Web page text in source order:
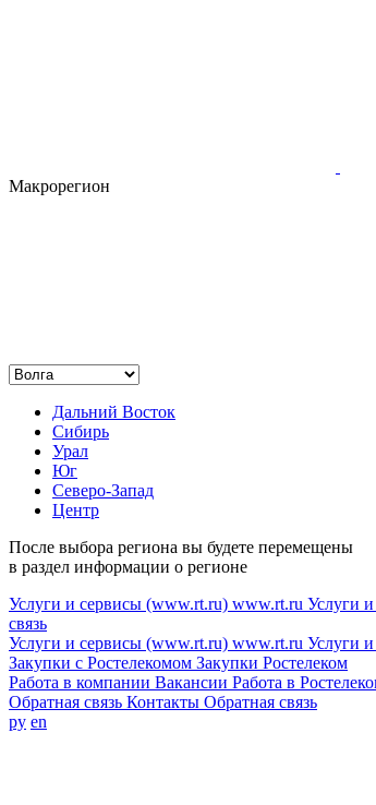
Макрорегион
Дальний Восток
Сибирь
Урал
Юг
Северо-Запад
Центр
После выбора региона вы будете перемещены
в раздел информации о регионе
Услуги и сервисы (www.rt.ru) www.rt.ru Услуги
связь
Услуги и сервисы (www.rt.ru) www.rt.ru Услуги
Закупки с Ростелекомом Закупки Ростелеком
Работа в компании Вакансии Работа в
Обратная связь Контакты Обратная связь
ру en